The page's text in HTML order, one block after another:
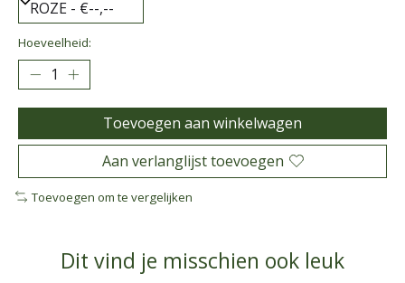
Hoeveelheid:
Toevoegen aan winkelwagen
Aan verlanglijst toevoegen
Toevoegen om te vergelijken
Dit vind je misschien ook leuk